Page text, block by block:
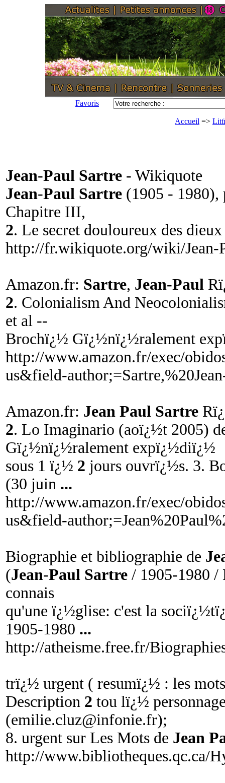
Favoris
Accueil =>
Jean-Paul Sartre - Wikiquote
Jean-Paul Sartre (1905 -
Chapitre III,
2. Le secret douloureux des
http://fr.wikiquote.org/wiki/Jean-
Amazon.fr: Sartre, Jean-Paul
2. Colonialism And
et al --
Brochï¿½ Gï¿½nï¿½ralement
http://www.amazon.fr/exec/
us&field-
Amazon.fr: Jean Paul Sartre
2. Lo Imaginario (aoï¿½t 2005)
Gï¿½nï¿½ralement expï¿½diï¿½
sous 1 ï¿½ 2 jours ouvrï¿½s. 3.
(30 juin ...
http://www.amazon.fr/exec/
us&field-
Biographie et bibliographie de
(Jean-Paul Sartre / 1905-1980 /
connais
qu'une ï¿½glise: c'est la
1905-1980 ...
http://atheisme.free.fr/
trï¿½ urgent ( resumï¿½ : les
Description 2 tou lï¿½
(emilie.cluz@infonie.fr);
8. urgent sur Les Mots de Jean
http://www.bibliotheques.qc.ca/